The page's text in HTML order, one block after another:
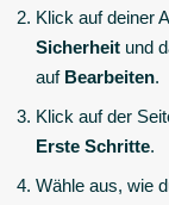
Klick auf deiner
Sicherheit und
auf Bearbeiten.
Klick auf der
Erste Schritte.
Wähle aus, wie